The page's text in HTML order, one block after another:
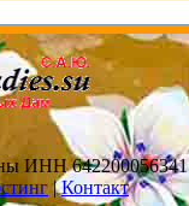
ИНН 642200056341
|Контакт